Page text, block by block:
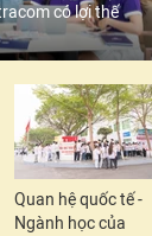
có lợi thế
Quan hệ quốc tế -
Ngành học của